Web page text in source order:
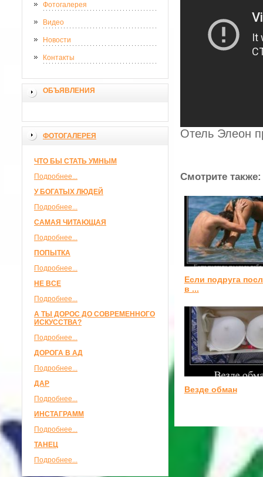
Фотогалерея
Видео
Новости
Контакты
ОБЪЯВЛЕНИЯ
ФОТОГАЛЕРЕЯ
ЧТО БЫ СТАТЬ УМНЫМ
Подробнее...
У БОГАТЫХ ЛЮДЕЙ
Подробнее...
САМАЯ ЧИТАЮЩАЯ
Подробнее...
ПОПЫТКА
Подробнее...
НЕ ВСЕ
Подробнее...
А ТЫ ДОРОС ДО СОВРЕМЕННОГО
ИСКУССТВА?
Подробнее...
ДОРОГА В АД
Подробнее...
ДАР
Подробнее...
ИНСТАГРАММ
Подробнее...
ТАНЕЦ
Подробнее...
Отель Элеон
Смотрите также:
Если подруга
в ...
Везде обман